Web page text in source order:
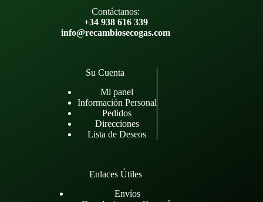
Contáctanos:
+34 938 616 339
info@recambiosecogas.com
Su Cuenta
Mi panel
Información Personal
Pedidos
Direcciones
Lista de Deseos
Enlaces Útiles
Envíos